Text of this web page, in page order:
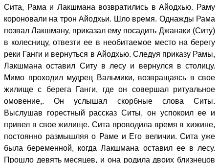
Сита, Рама и Лакшмана возвратились в Айодхью. Раму
короновали на трон Айодхьи. Шло время. Однажды Рама
позвал Лакшману, приказал ему посадить Джанаки (Ситу)
в колесницу, отвезти ее в необитаемое место на берегу
реки Ганги и вернуться в Айодхью. Следуя приказу Рамы,
Лакшмана оставил Ситу в лесу и вернулся в столицу.
Мимо проходил мудрец Вальмики, возвращаясь в свое
жилище с берега Ганги, где он совершал ритуальное
омовение,. Он услышал скорбные слова Ситы.
Выслушав горестный рассказ Ситы, он успокоил ее и
привел в свое жилище. Сита проводила время в хижине,
постоянно размышляя о Раме и Его величии. Сита уже
была беременной, когда Лакшмана оставил ее в лесу.
Прошло девять месяцев, и она родила двоих близнецов